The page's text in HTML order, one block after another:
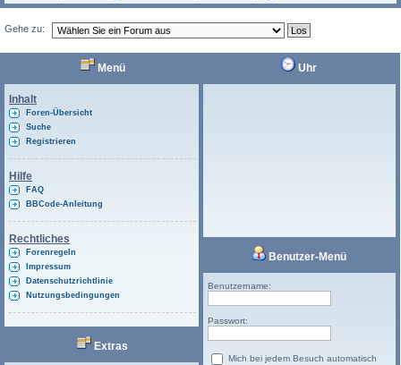
Gehe zu:
Menü
Inhalt
Foren-Übersicht
Suche
Registrieren
Hilfe
FAQ
BBCode-Anleitung
Rechtliches
Forenregeln
Impressum
Datenschutzrichtlinie
Nutzungsbedingungen
Extras
Uhr
Benutzer-Menü
Benutzername:
Passwort:
Mich bei jedem Besuch automatisch
Powered by © 2009 - 2015 Board3 Group